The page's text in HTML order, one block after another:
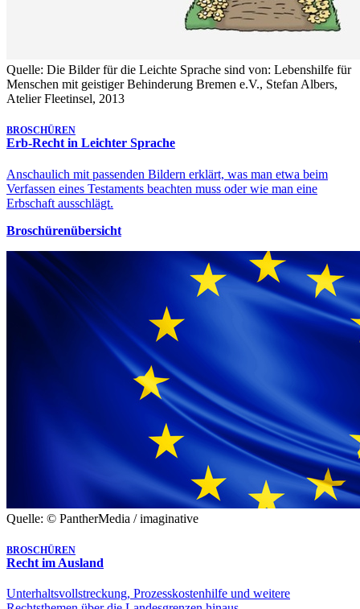
Quelle: Die Bilder für die Leichte Sprache sind von: Lebenshilfe für
Menschen mit geistiger Behinderung Bremen e.V., Stefan Albers,
Atelier Fleetinsel, 2013
BROSCHÜREN
Erb-Recht in Leichter Sprache
Anschaulich mit passenden Bildern erklärt, was man etwa beim
Verfassen eines Testaments beachten muss oder wie man eine
Erbschaft ausschlägt.
Broschürenübersicht
Quelle: © PantherMedia / imaginative
BROSCHÜREN
Recht im Ausland
Unterhaltsvollstreckung, Prozesskostenhilfe und weitere